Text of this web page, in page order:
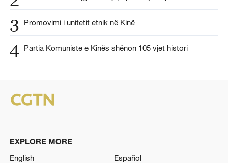
3 Promovimi i unitetit etnik në Kinë
4 Partia Komuniste e Kinës shënon 105 vjet histori
EXPLORE MORE
English
Español